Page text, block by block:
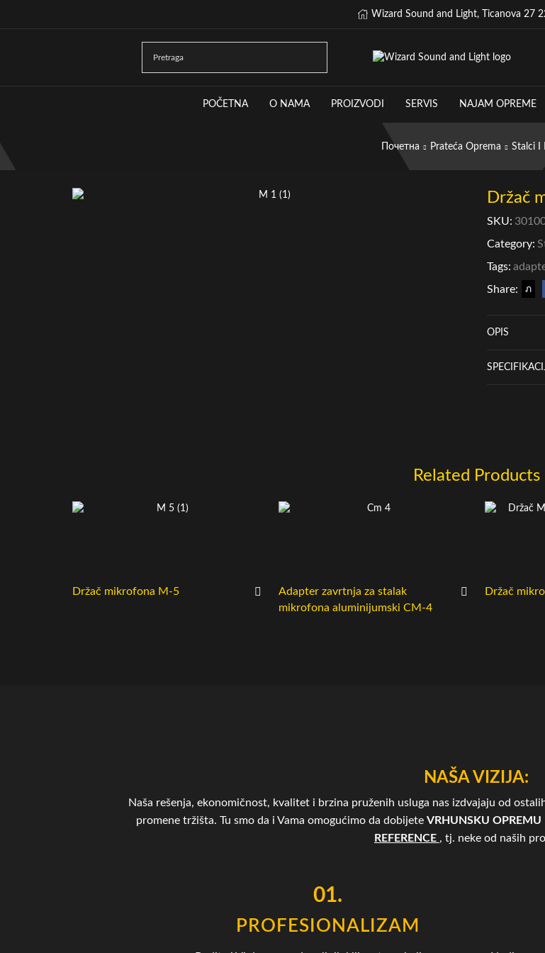
Wizard Sound and Light, Ticanova 27
POČETNA O NAMA PROIZVODI SERVIS NAJAM OPREME
Почетна Prateća Oprema Stalci I
Držač
SKU:
Category:
Tags:
Share:
OPIS
Related Products
Držač mikrofona M-5
Adapter zavrtnja za stalak
mikrofona aluminijumski CM-4
Držač
NAŠA VIZIJA:
Naša rešenja, ekonomičnost, kvalitet i brzina pruženih usluga nas izdvajaju od
promene tržišta. Tu smo da i Vama omogućimo da dobijete VRHUNSKU OPREMU
REFERENCE , tj. neke od naših
01.
PROFESIONALIZAM